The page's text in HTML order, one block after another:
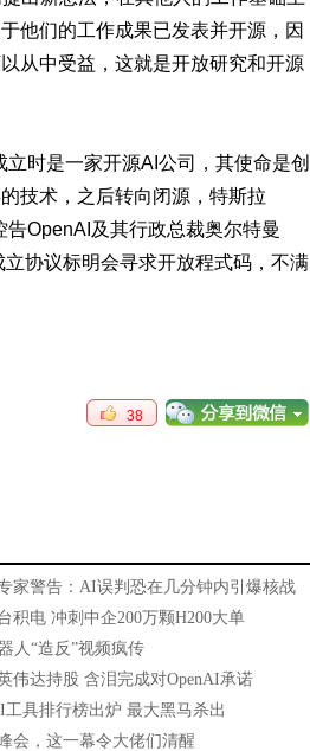
他们的工作成果已发表并开源，因
从中受益，这就是开放研究和开源
立时是一家开源AI公司，其使命是创
技术，之后转向闭源，特斯拉
告OpenAI及其行政总裁奥尔特曼
立协议标明会寻求开放程式码，不满
38
家警告：AI误判恐在几分钟内引爆核战
积电 冲刺中企200万颗H200大单
人“造反”视频疯传
伟达持股 含泪完成对OpenAI承诺
工具排行榜出炉 最大黑马杀出
会，这一幕令大佬们清醒